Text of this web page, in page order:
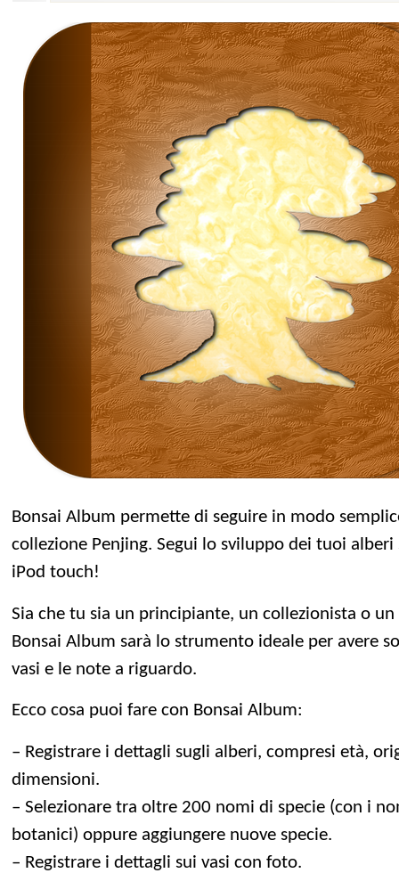
Bonsai Album permette di seguire in modo
collezione Penjing. Segui lo sviluppo dei tuoi
iPod touch!
Sia che tu sia un principiante, un collezionista o
Bonsai Album sarà lo strumento ideale per avere
vasi e le note a riguardo.
Ecco cosa puoi fare con Bonsai Album:
– Registrare i dettagli sugli alberi, compresi età,
dimensioni.
– Selezionare tra oltre 200 nomi di specie (con i
botanici) oppure aggiungere nuove specie.
– Registrare i dettagli sui vasi con foto.